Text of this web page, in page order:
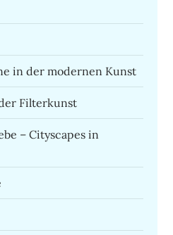
in der modernen Kunst
Filterkunst
– Cityscapes in